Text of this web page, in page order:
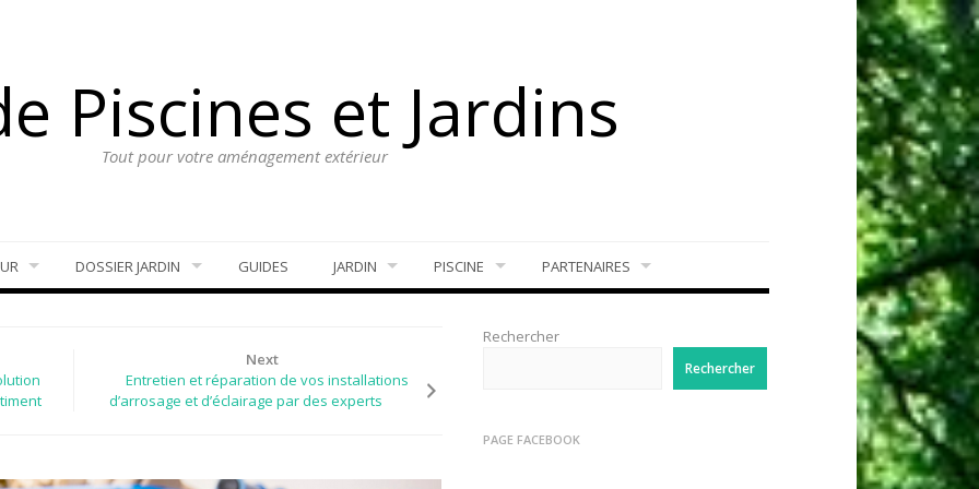
Piscines et Jardins
Tout pour votre aménagement extérieur
DOSSIER JARDIN GUIDES JARDIN PISCINE PARTENAIRES
Next
Entretien et réparation de vos installations
d’arrosage et d’éclairage par des experts
Rechercher
Rechercher
PAGE FACEBOOK